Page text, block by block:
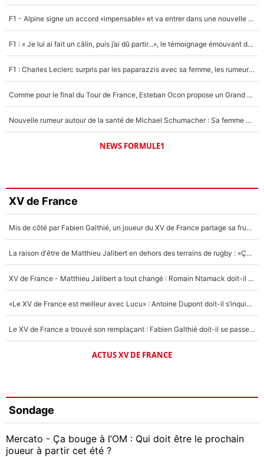
F1 - Alpine signe un accord «impensable» et va entrer dans une nouvelle dimension : Grande nouvelle pour Pierre Gasly !
F1 : « Je lui ai fait un câlin, puis j’ai dû partir...», le témoignage émouvant de Max Verstappen sur sa fille
F1 : Charles Leclerc surpris par les paparazzis avec sa femme, les rumeurs étaient vraies !
Comme pour le final du Tour de France, Esteban Ocon propose un Grand Prix de Formule 1 à Paris : «Autour de l’Arc de Triomphe, ce serait génial» !
Nouvelle rumeur autour de la santé de Michael Schumacher : Sa femme Corinna sort du silence
NEWS FORMULE1
XV de France
Mis de côté par Fabien Galthié, un joueur du XV de France partage sa frustration : «ils ne me l’ont pas dit tout de suite»
La raison d'être de Matthieu Jalibert en dehors des terrains de rugby : «Ça m'atteint autant que si tu touches à un membre de ma famille»
XV de France - Matthieu Jalibert a tout changé : Romain Ntamack doit-il s’inquiéter pour sa place à un an de la Coupe du monde ?
«Le XV de France est meilleur avec Lucu» : Antoine Dupont doit-il s’inquiéter pour sa place ?
Le XV de France a trouvé son remplaçant : Fabien Galthié doit-il se passer d'Antoine Dupont ?
ACTUS XV DE FRANCE
Sondage
Mercato - Ça bouge à l’OM : Qui doit être le prochain
joueur à partir cet été ?